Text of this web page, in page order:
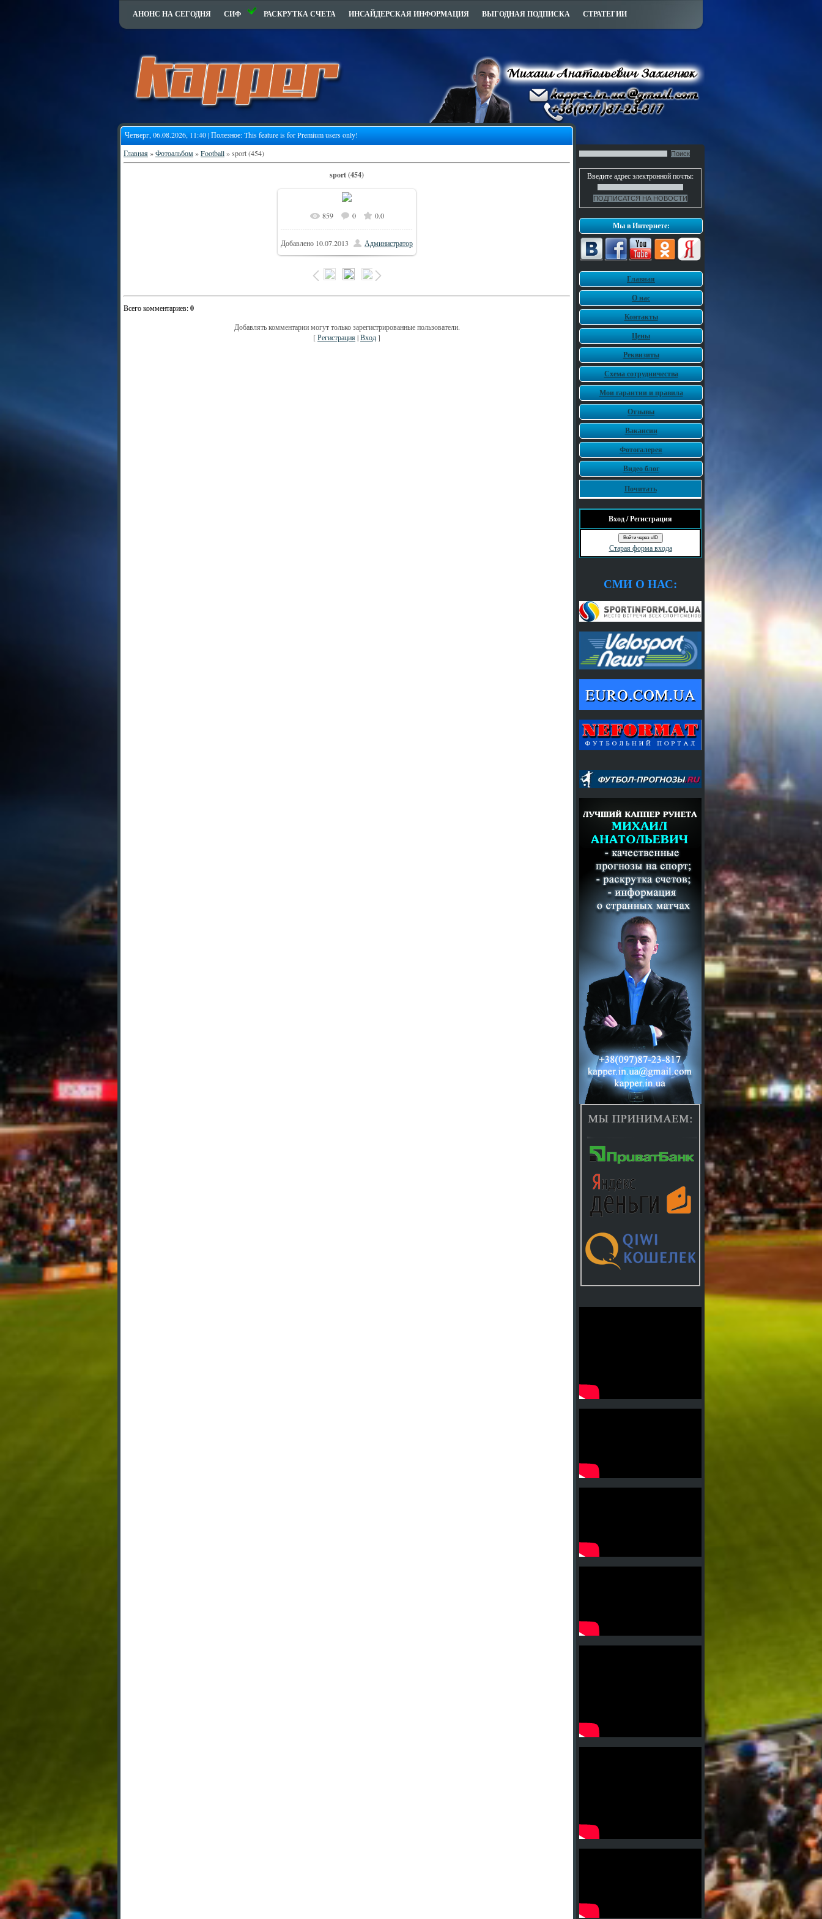
АНОНС НА СЕГОДНЯ СИФ РАСКРУТКА СЧЕТА ИНСАЙДЕРСКАЯ ИНФОРМАЦИЯ ВЫГОДНАЯ ПОДПИСКА СТРАТЕГИИ
Четверг, 06.08.2026, 11:40 | Полезное:This feature is for Premium users only!
Главная»Фотоальбом»Football» sport (454)
sport (454)
859 0 0.0
Добавлено 10.07.2013 Администратор
Всего комментариев:0
Добавлять комментарии могут только зарегистрированные пользователи.
[Регистрация|Вход]
Введите адрес электронной почты:
Мы в Интернете:
Главная
О нас
Контакты
Цены
Реквизиты
Схема сотрудничества
Мои гарантии и правила
Отзывы
Вакансии
Фотогалерея
Видео блог
Почитать
Вход / Регистрация
Войти через uID
Старая форма входа
СМИ О НАС: